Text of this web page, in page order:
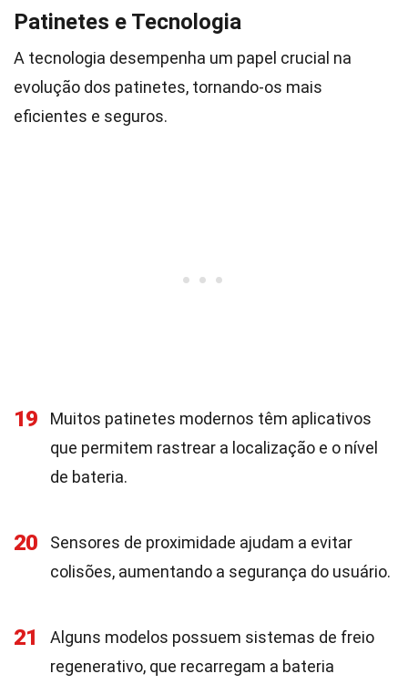
Patinetes e Tecnologia
A tecnologia desempenha um papel crucial na
evolução dos patinetes, tornando-os mais
eficientes e seguros.
19
Muitos patinetes modernos têm aplicativos
que permitem rastrear a localização e o nível
de bateria.
20
Sensores de proximidade ajudam a evitar
colisões, aumentando a segurança do usuário.
21
Alguns modelos possuem sistemas de freio
regenerativo, que recarregam a bateria